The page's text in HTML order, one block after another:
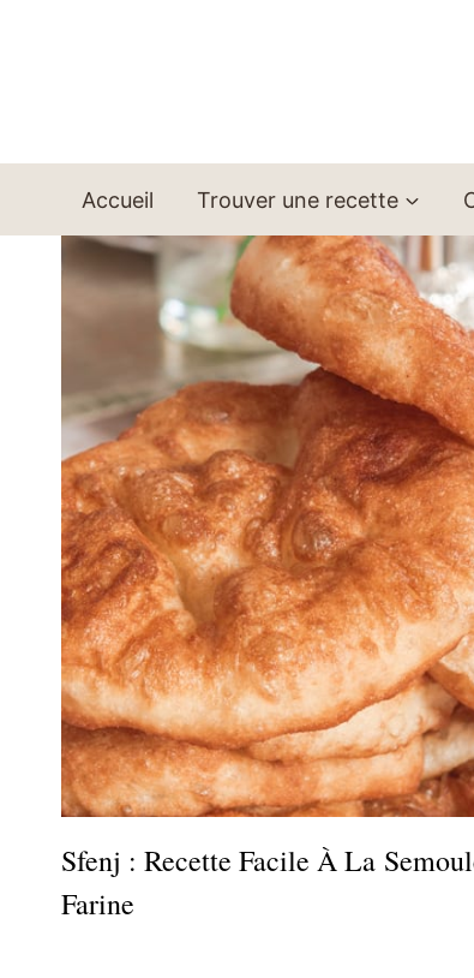
Accueil Trouver une recette
Sfenj : Recette Facile À La
Farine